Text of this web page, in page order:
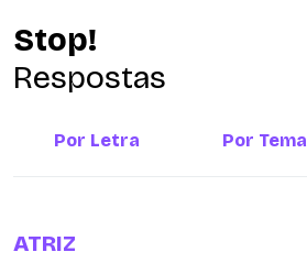
Stop!
Respostas
Por Letra Por Tema
ATRIZ